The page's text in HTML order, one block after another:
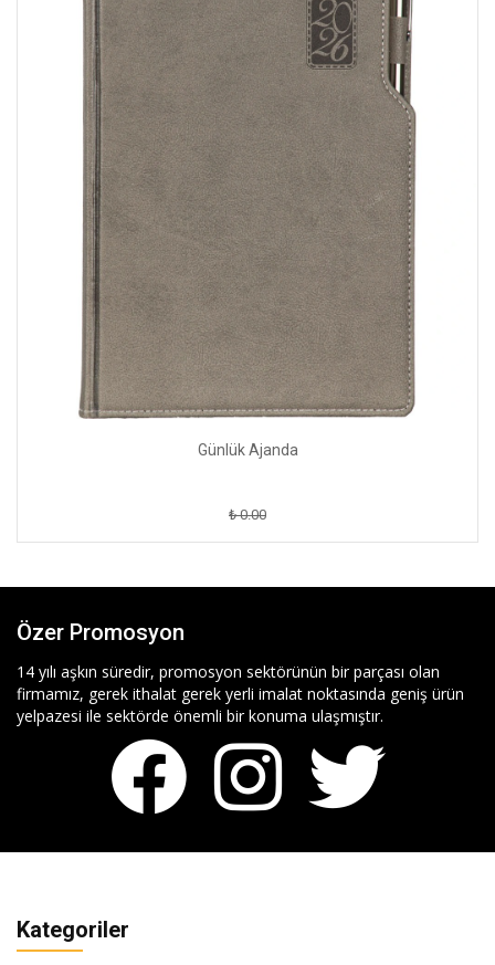
Günlük Ajanda
₺ 0.00
Özer Promosyon
14 yılı aşkın süredir, promosyon sektörünün bir parçası olan
firmamız, gerek ithalat gerek yerli imalat noktasında geniş ürün
yelpazesi ile sektörde önemli bir konuma ulaşmıştır.
Kategoriler